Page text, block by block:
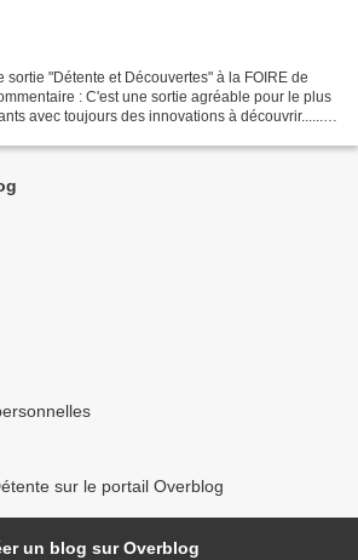
sortie "Détente et Découvertes" à la FOIRE de
: C'est une sortie agréable pour le plus
avec toujours des innovations à découvrir...... Il
sur le portail Overblog
un blog sur Overblog